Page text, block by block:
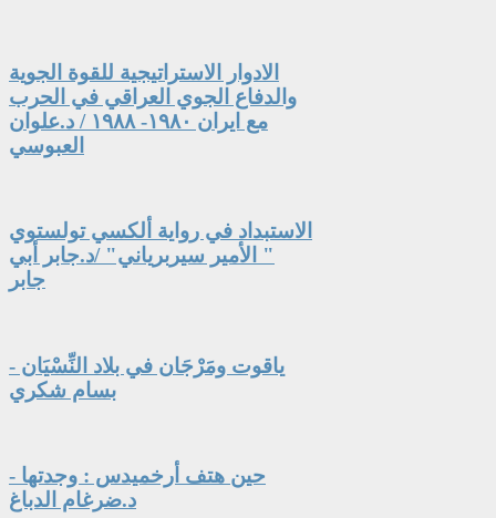
الادوار الاستراتيجية للقوة الجوية
والدفاع الجوي العراقي في الحرب
مع ايران ١٩٨٠- ١٩٨٨ / د.علوان
العبوسي
الاستبداد في رواية ألكسي تولستوي
" الأمير سيربرياني" /د.جابر أبي
جابر
ياقوت ومَرْجَان في بلاد النِّسْيَان -
بسام شكري
حين هتف أرخميدس : وجدتها -
د.ضرغام الدباغ